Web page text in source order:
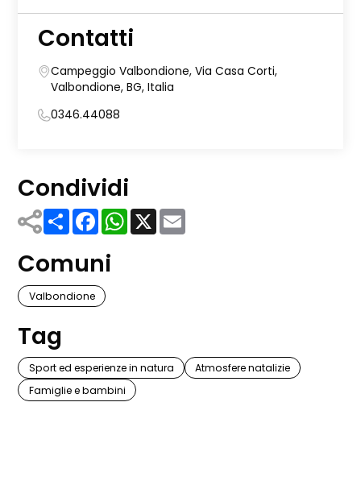
Contatti
Campeggio Valbondione, Via Casa Corti,
Valbondione, BG, Italia
0346.44088
Condividi
ShareFacebook
WhatsApp
X
Comuni
Valbondione
Tag
Sport ed esperienze in natura
Atmosfere natalizie
Famiglie e bambini